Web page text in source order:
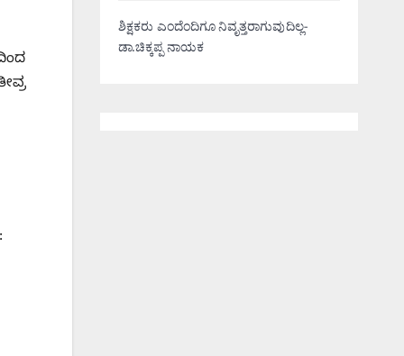
ಶಿಕ್ಷಕರು ಎಂದೆಂದಿಗೂ ನಿವೃತ್ತರಾಗುವುದಿಲ್ಲ-
ಡಾ.ಚಿಕ್ಕಪ್ಪ ನಾಯಕ